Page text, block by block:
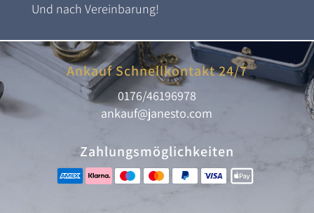
Und nach Vereinbarung!
Ankauf Schnellkontakt 24/7
0176/46196978
ankauf@janesto.com
Zahlungsmöglichkeiten